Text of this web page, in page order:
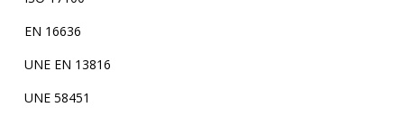
EN 16636
UNE EN 13816
UNE 58451